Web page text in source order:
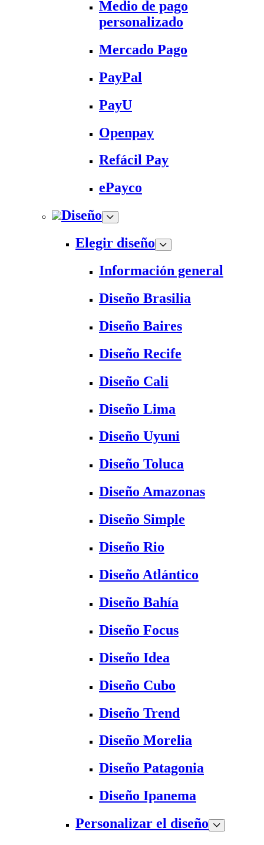
Medio de pago
personalizado
Mercado Pago
PayPal
PayU
Openpay
Refácil Pay
ePayco
Diseño
Elegir diseño
Información general
Diseño Brasilia
Diseño Baires
Diseño Recife
Diseño Cali
Diseño Lima
Diseño Uyuni
Diseño Toluca
Diseño Amazonas
Diseño Simple
Diseño Rio
Diseño Atlántico
Diseño Bahía
Diseño Focus
Diseño Idea
Diseño Cubo
Diseño Trend
Diseño Morelia
Diseño Patagonia
Diseño Ipanema
Personalizar el diseño